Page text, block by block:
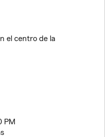
el centro de la
PM